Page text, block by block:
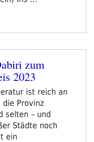
zum
2023
ist reich an
Provinz
selten – und
Städte noch
ein